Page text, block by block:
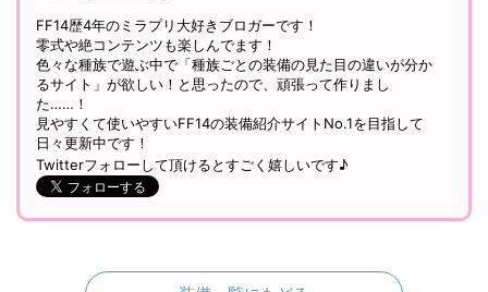
FF14歴4年のミラプリ大好きブロガーです！
零式や絶コンテンツも楽しんでます！
色々な種族で遊ぶ中で「種族ごとの装備の見た目の違いが分か
るサイト」が欲しい！と思ったので、頑張って作りまし
た……！
見やすくて使いやすいFF14の装備紹介サイトNo.1を目指して
日々更新中です！
Twitterフォローして頂けるとすごく嬉しいです♪